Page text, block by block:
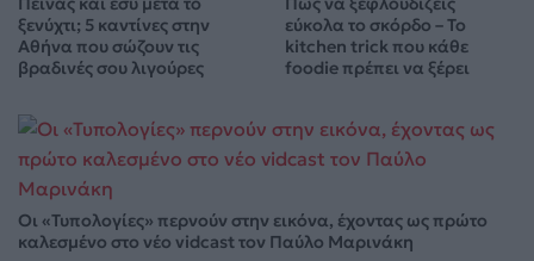
ξενύχτι; 5 καντίνες στην
Αθήνα που σώζουν τις
βραδινές σου λιγούρες
εύκολα το σκόρδο – Το
kitchen trick που κάθε
foodie πρέπει να ξέρει
Οι «Τυπολογίες» περνούν στην εικόνα, έχοντας ως πρώτο
καλεσμένο στο νέο vidcast τον Παύλο Μαρινάκη